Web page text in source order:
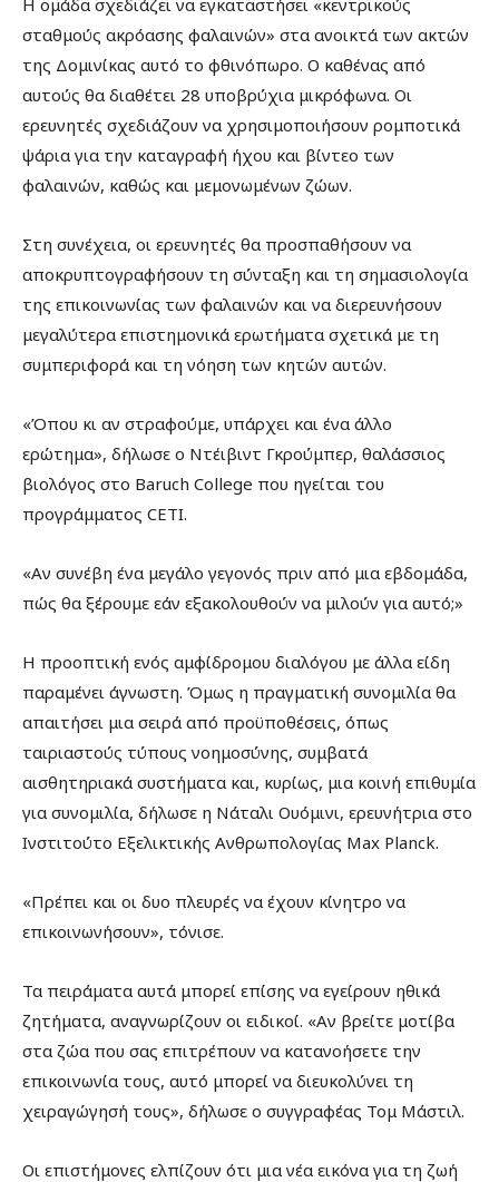
σταθμούς ακρόασης φαλαινών» στα ανοικτά των ακτών
της Δομινίκας αυτό το φθινόπωρο. Ο καθένας από
αυτούς θα διαθέτει 28 υποβρύχια μικρόφωνα. Οι
ερευνητές σχεδιάζουν να χρησιμοποιήσουν ρομποτικά
ψάρια για την καταγραφή ήχου και βίντεο των
φαλαινών, καθώς και μεμονωμένων ζώων.
Στη συνέχεια, οι ερευνητές θα προσπαθήσουν να
αποκρυπτογραφήσουν τη σύνταξη και τη σημασιολογία
της επικοινωνίας των φαλαινών και να διερευνήσουν
μεγαλύτερα επιστημονικά ερωτήματα σχετικά με τη
συμπεριφορά και τη νόηση των κητών αυτών.
«Όπου κι αν στραφούμε, υπάρχει και ένα άλλο
ερώτημα», δήλωσε ο Ντέιβιντ Γκρούμπερ, θαλάσσιος
βιολόγος στο Baruch College που ηγείται του
προγράμματος CETI.
«Αν συνέβη ένα μεγάλο γεγονός πριν από μια εβδομάδα,
πώς θα ξέρουμε εάν εξακολουθούν να μιλούν για αυτό;»
Η προοπτική ενός αμφίδρομου διαλόγου με άλλα είδη
παραμένει άγνωστη. Όμως η πραγματική συνομιλία θα
απαιτήσει μια σειρά από προϋποθέσεις, όπως
ταιριαστούς τύπους νοημοσύνης, συμβατά
αισθητηριακά συστήματα και, κυρίως, μια κοινή επιθυμία
για συνομιλία, δήλωσε η Νάταλι Ουόμινι, ερευνήτρια στο
Ινστιτούτο Εξελικτικής Ανθρωπολογίας Max Planck.
«Πρέπει και οι δυο πλευρές να έχουν κίνητρο να
επικοινωνήσουν», τόνισε.
Τα πειράματα αυτά μπορεί επίσης να εγείρουν ηθικά
ζητήματα, αναγνωρίζουν οι ειδικοί. «Αν βρείτε μοτίβα
στα ζώα που σας επιτρέπουν να κατανοήσετε την
επικοινωνία τους, αυτό μπορεί να διευκολύνει τη
χειραγώγησή τους», δήλωσε ο συγγραφέας Τομ Μάστιλ.
Οι επιστήμονες ελπίζουν ότι μια νέα εικόνα για τη ζωή